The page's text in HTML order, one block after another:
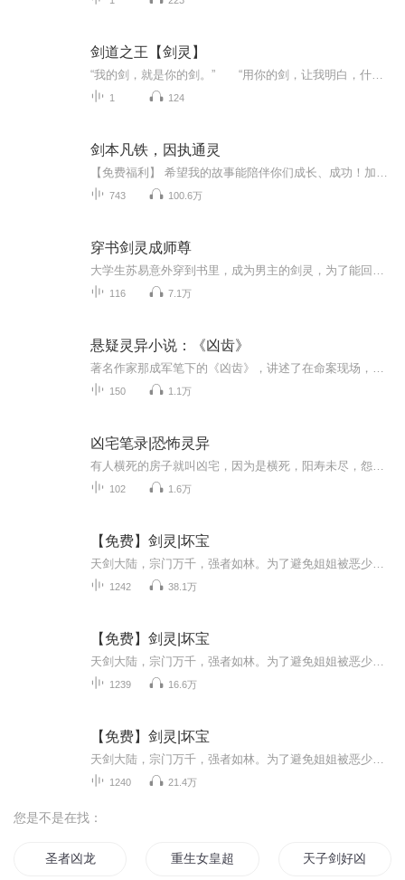
剑道之王【剑灵】
1 124
剑本凡铁，因执通灵
743 100.6万
穿书剑灵成师尊
116 7.1万
悬疑灵异小说：《凶齿》
150 1.1万
凶宅笔录|恐怖灵异
102 1.6万
【免费】剑灵|坏宝
1242 38.1万
【免费】剑灵|坏宝
1239 16.6万
【免费】剑灵|坏宝
1240 21.4万
您是不是在找：
圣者凶龙 重生女皇超凶的 天子剑好凶